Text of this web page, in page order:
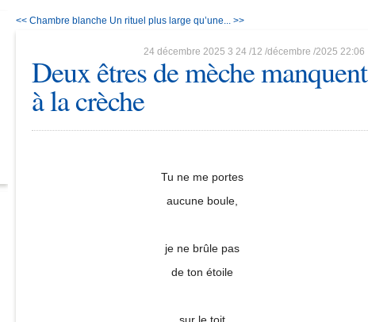
<< Chambre blanche Un rituel plus large qu’une... >>
24 décembre 2025 3 24 /12 /décembre /2025 22:06
Deux êtres de mèche manquent
à la crèche
Tu ne me portes
aucune boule,
je ne brûle pas
de ton étoile